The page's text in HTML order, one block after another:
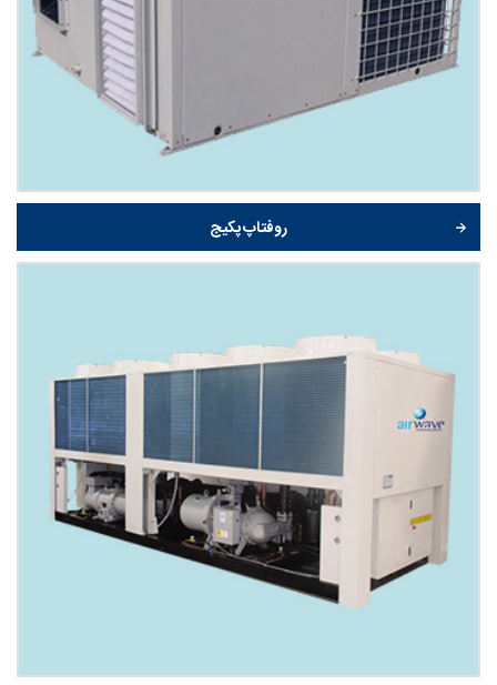
روفتاپ پکیج